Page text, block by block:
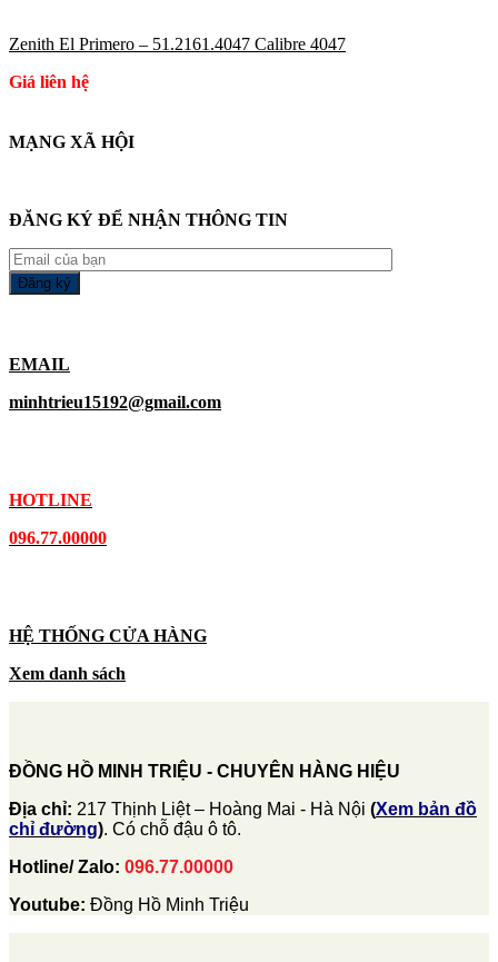
Zenith El Primero – 51.2161.4047 Calibre 4047
Giá liên hệ
MẠNG XÃ HỘI
ĐĂNG KÝ ĐỂ NHẬN THÔNG TIN
EMAIL
minhtrieu15192@gmail.com
HOTLINE
096.77.00000
HỆ THỐNG CỬA HÀNG
Xem danh sách
ĐỒNG HỒ MINH TRIỆU - CHUYÊN HÀNG HIỆU
Địa chỉ: 217 Thịnh Liệt – Hoàng Mai - Hà Nội (Xem bản đồ
chỉ đường). Có chỗ đậu ô tô.
Hotline/ Zalo: 096.77.00000
Youtube: Đồng Hồ Minh Triệu